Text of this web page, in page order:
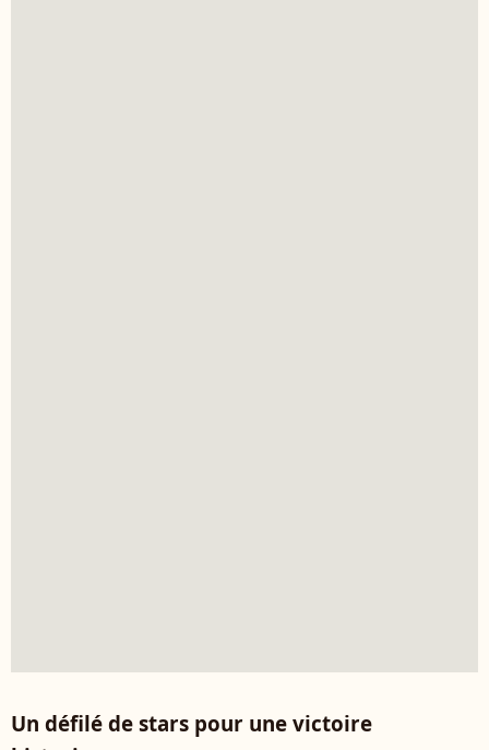
Un défilé de stars pour une victoire